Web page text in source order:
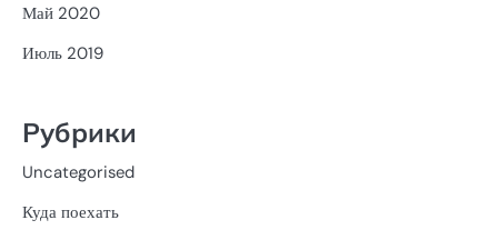
Май 2020
Июль 2019
Рубрики
Uncategorised
Куда поехать